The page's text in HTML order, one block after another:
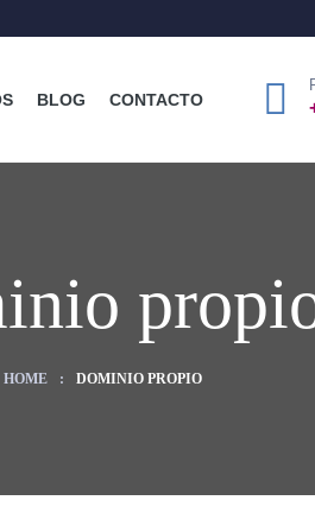
BLOG CONTACTO
HOME : DOMINIO PROPIO